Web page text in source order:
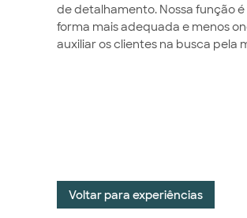
de detalhamento. Nossa função
forma mais adequada e menos
auxiliar os clientes na busca pela
Voltar para experiências